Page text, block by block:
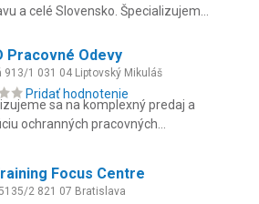
a celé Slovensko. Špecializujem
Som multižánrová DJ...
Pridať hodnotenie
Pracovné Odevy
913/1 031 04 Liptovský Mikuláš
sa na komplexný predaj a
ochranných pracovných
Focus Centre
2 821 07 Bratislava